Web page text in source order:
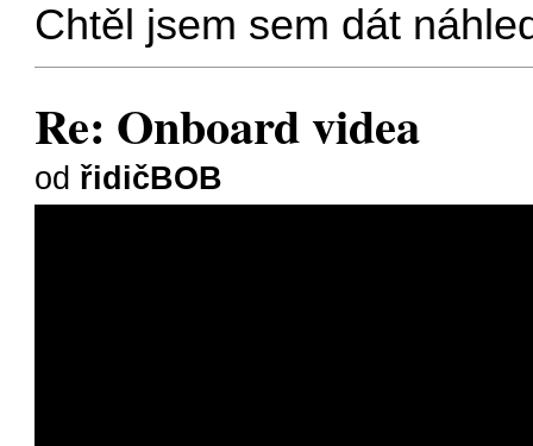
Chtěl jsem sem dát
Re: Onboard videa
od řidičBOB